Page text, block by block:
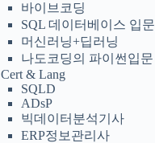
바이브코딩
SQL 데이터베이스 입문
머신러닝+딥러닝
나도코딩의 파이썬입문
Cert & Lang
SQLD
ADsP
빅데이터분석기사
ERP정보관리사